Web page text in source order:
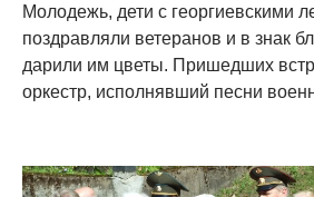
Молодежь, дети с георгиевскими
поздравляли ветеранов и в знак
дарили им цветы. Пришедших
оркестр, исполнявший песни